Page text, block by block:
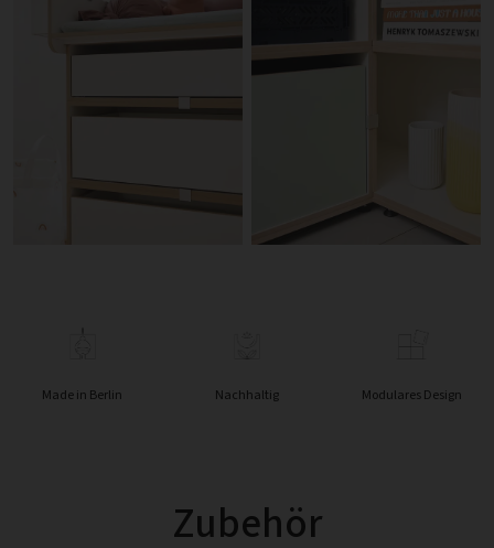
Made in Berlin Nachhaltig Modulares Design
Zubehör